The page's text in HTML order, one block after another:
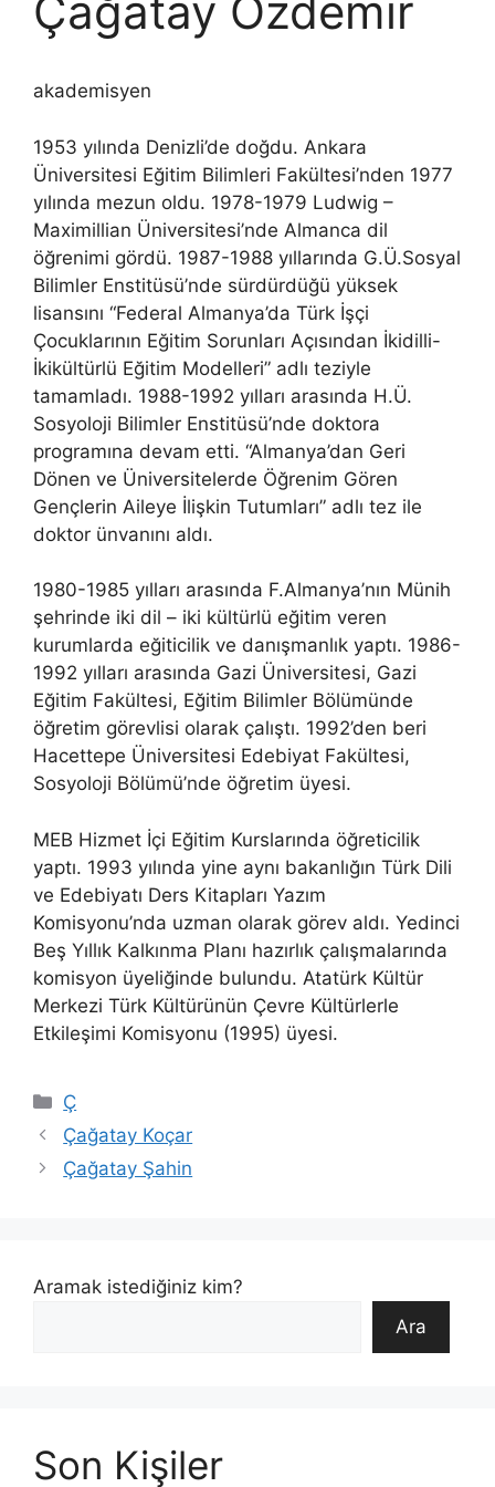
Çağatay Özdemir
akademisyen
1953 yılında Denizli’de doğdu. Ankara
Üniversitesi Eğitim Bilimleri Fakültesi’nden 1977
yılında mezun oldu. 1978-1979 Ludwig –
Maximillian Üniversitesi’nde Almanca dil
öğrenimi gördü. 1987-1988 yıllarında G.Ü.Sosyal
Bilimler Enstitüsü’nde sürdürdüğü yüksek
lisansını “Federal Almanya’da Türk İşçi
Çocuklarının Eğitim Sorunları Açısından İkidilli-
İkikültürlü Eğitim Modelleri” adlı teziyle
tamamladı. 1988-1992 yılları arasında H.Ü.
Sosyoloji Bilimler Enstitüsü’nde doktora
programına devam etti. “Almanya’dan Geri
Dönen ve Üniversitelerde Öğrenim Gören
Gençlerin Aileye İlişkin Tutumları” adlı tez ile
doktor ünvanını aldı.
1980-1985 yılları arasında F.Almanya’nın Münih
şehrinde iki dil – iki kültürlü eğitim veren
kurumlarda eğiticilik ve danışmanlık yaptı. 1986-
1992 yılları arasında Gazi Üniversitesi, Gazi
Eğitim Fakültesi, Eğitim Bilimler Bölümünde
öğretim görevlisi olarak çalıştı. 1992’den beri
Hacettepe Üniversitesi Edebiyat Fakültesi,
Sosyoloji Bölümü’nde öğretim üyesi.
MEB Hizmet İçi Eğitim Kurslarında öğreticilik
yaptı. 1993 yılında yine aynı bakanlığın Türk Dili
ve Edebiyatı Ders Kitapları Yazım
Komisyonu’nda uzman olarak görev aldı. Yedinci
Beş Yıllık Kalkınma Planı hazırlık çalışmalarında
komisyon üyeliğinde bulundu. Atatürk Kültür
Merkezi Türk Kültürünün Çevre Kültürlerle
Etkileşimi Komisyonu (1995) üyesi.
Kategoriler
Ç
Çağatay Koçar
Çağatay Şahin
Aramak istediğiniz kim?
Ara
Son Kişiler